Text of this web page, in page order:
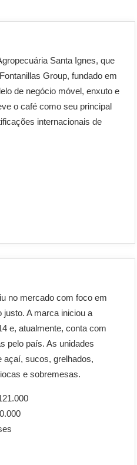
Santa Ignes, que
Group, fundado em
de negócio móvel, enxuto e
o café como seu principal
internacionais de
no mercado com foco em
A marca iniciou a
e, atualmente, conta com
pelo país. As unidades
açaí, sucos, grelhados,
e sobremesas.